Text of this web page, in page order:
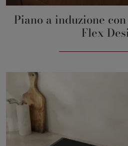
Piano a induzione
Flex